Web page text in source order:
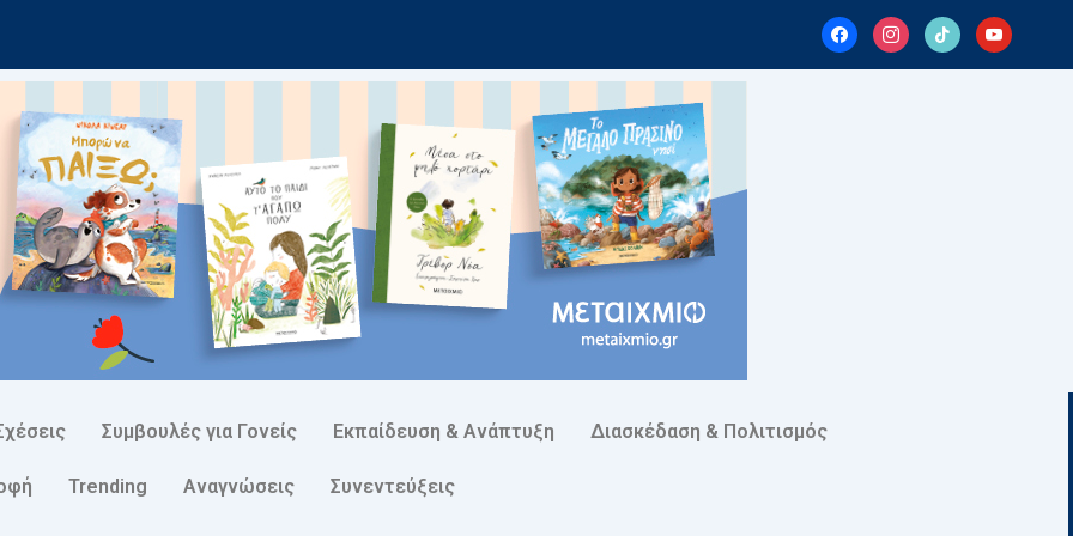
facebookinstagram
tiktok youtube
Συμβουλές για Γονείς Εκπαίδευση & Ανάπτυξη Διασκέδαση & Πολιτισμός
Trending Αναγνώσεις Συνεντεύξεις